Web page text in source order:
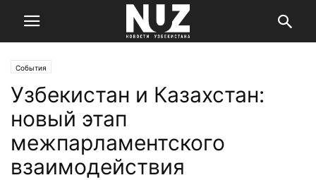
События
Узбекистан и Казахстан:
новый этап
межпарламентского
взаимодействия